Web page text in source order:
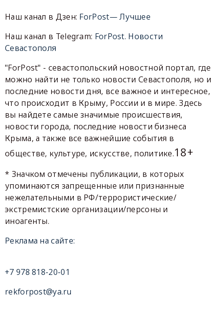
Наш канал в Дзен: ForPost— Лучшее
Наш канал в Telegram: ForPost. Новости
Севастополя
"ForPost" - севастопольский новостной портал, где
можно найти не только новости Севастополя, но и
последние новости дня, все важное и интересное,
что происходит в Крыму, России и в мире. Здесь
вы найдете самые значимые происшествия,
новости города, последние новости бизнеса
Крыма, а также все важнейшие события в
обществе, культуре, искусстве, политике.18+
* Значком отмечены публикации, в которых
упоминаются запрещенные или признанные
нежелательными в РФ/террористические/
экстремистские организации/персоны и
иноагенты.
Реклама на сайте:
+7 978 818-20-01
rekforpost@ya.ru